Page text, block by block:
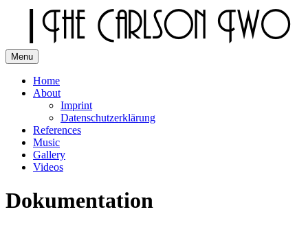
The Carlson Two
Menu
Home
About
Imprint
Datenschutzerklärung
References
Music
Gallery
Videos
Dokumentation